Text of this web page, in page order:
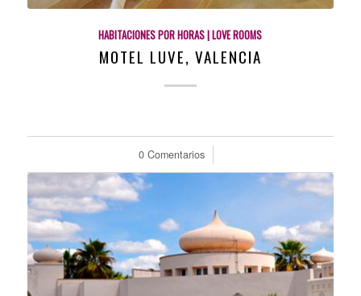
HABITACIONES POR HORAS | LOVE ROOMS
MOTEL LUVE, VALENCIA
0 Comentarios
/